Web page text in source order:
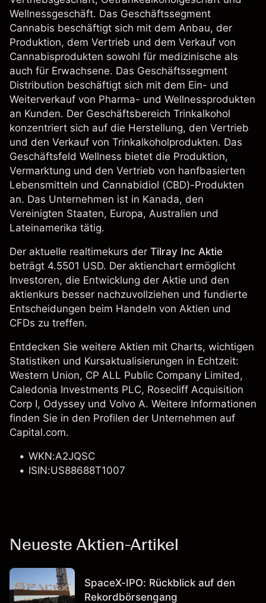
Wellnessgeschäft. Das Geschäftssegment
Cannabis beschäftigt sich mit dem Anbau, der
Produktion, dem Vertrieb und dem Verkauf von
Cannabisprodukten sowohl für medizinische als
auch für Erwachsene. Das Geschäftssegment
Distribution beschäftigt sich mit dem Ein- und
Weiterverkauf von Pharma- und Wellnessprodukten
an Kunden. Der Geschäftsbereich Trinkalkohol
konzentriert sich auf die Herstellung, den Vertrieb
und den Verkauf von Trinkalkoholprodukten. Das
Geschäftsfeld Wellness bietet die Produktion,
Vermarktung und den Vertrieb von hanfbasierten
Lebensmitteln und Cannabidiol (CBD)-Produkten
an. Das Unternehmen ist in Kanada, den
Vereinigten Staaten, Europa, Australien und
Lateinamerika tätig.
Der aktuelle realtimekurs der Tilray Inc Aktie
beträgt 4.5501 USD. Der aktienchart ermöglicht
Investoren, die Entwicklung der Aktie und den
aktienkurs besser nachzuvollziehen und fundierte
Entscheidungen beim Handeln von Aktien und
CFDs zu treffen.
Entdecken Sie weitere Aktien mit Charts, wichtigen
Statistiken und Kursaktualisierungen in Echtzeit:
Western Union, CP ALL Public Company Limited,
Caledonia Investments PLC, Rosecliff Acquisition
Corp I, Odyssey und Volvo A. Weitere Informationen
finden Sie in den Profilen der Unternehmen auf
Capital.com.
WKN:A2JQSC
ISIN:US88688T1007
Neueste Aktien-Artikel
SpaceX-IPO: Rückblick auf den
Rekordbörsengang